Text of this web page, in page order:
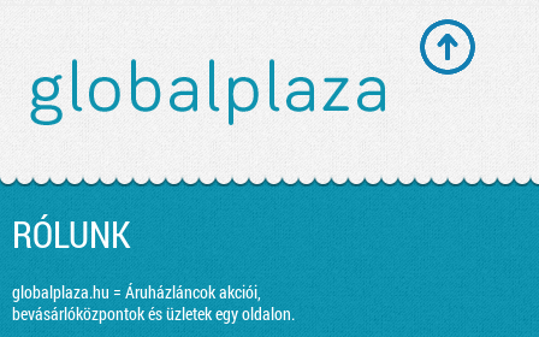
RÓLUNK
globalplaza.hu = Áruházláncok akciói,
bevásárlóközpontok és üzletek egy oldalon.